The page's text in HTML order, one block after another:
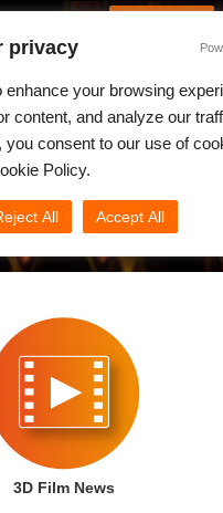
3D Film News
privacy
enhance your browsing
content, and analyze our
you consent to our use of
Policy.
All Accept All